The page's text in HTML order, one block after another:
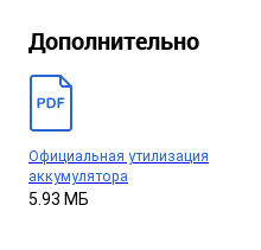
Дополнительно
Официальная утилизация
аккумулятора
5.93 МБ